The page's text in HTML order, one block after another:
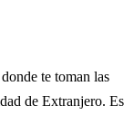
te toman las
de Extranjero. Es